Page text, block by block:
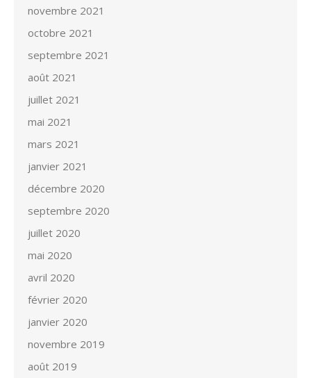
novembre 2021
octobre 2021
septembre 2021
août 2021
juillet 2021
mai 2021
mars 2021
janvier 2021
décembre 2020
septembre 2020
juillet 2020
mai 2020
avril 2020
février 2020
janvier 2020
novembre 2019
août 2019